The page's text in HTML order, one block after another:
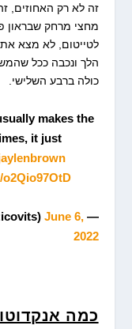
זה לא רק האחוזים,
מחצי מרחק שבראון
לטייטום, לא מצא
הלך ונכבה ככל
כולה ברבע השלישי.
makes the
it just
— Danny Eizicovits (@DannyEizicovits)
June 6,
2022
כמה